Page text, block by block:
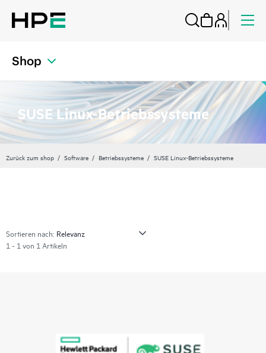
Shop
SUSE Linux-Betriebssysteme
Zurück zum shop Software Betriebssysteme SUSE Linux-Betriebssysteme
Sortieren nach:
1 - 1 von 1 Artikeln